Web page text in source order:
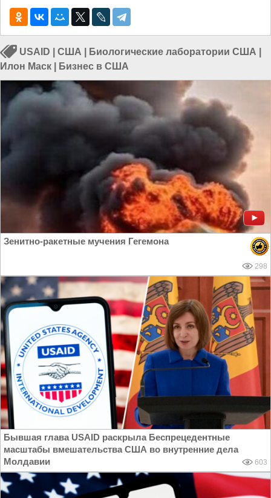
USAID США Биологические лаборатории США
Илон Маск
Бизнес в США
Зенитно-ракетные мучения Гегемона
298
Бывшая глава USAID раскрыла Беспрецедентные
масштабы вмешательства США во внутренние дела
Молдавии
603